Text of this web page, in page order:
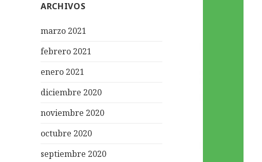
ARCHIVOS
marzo 2021
febrero 2021
enero 2021
diciembre 2020
noviembre 2020
octubre 2020
septiembre 2020